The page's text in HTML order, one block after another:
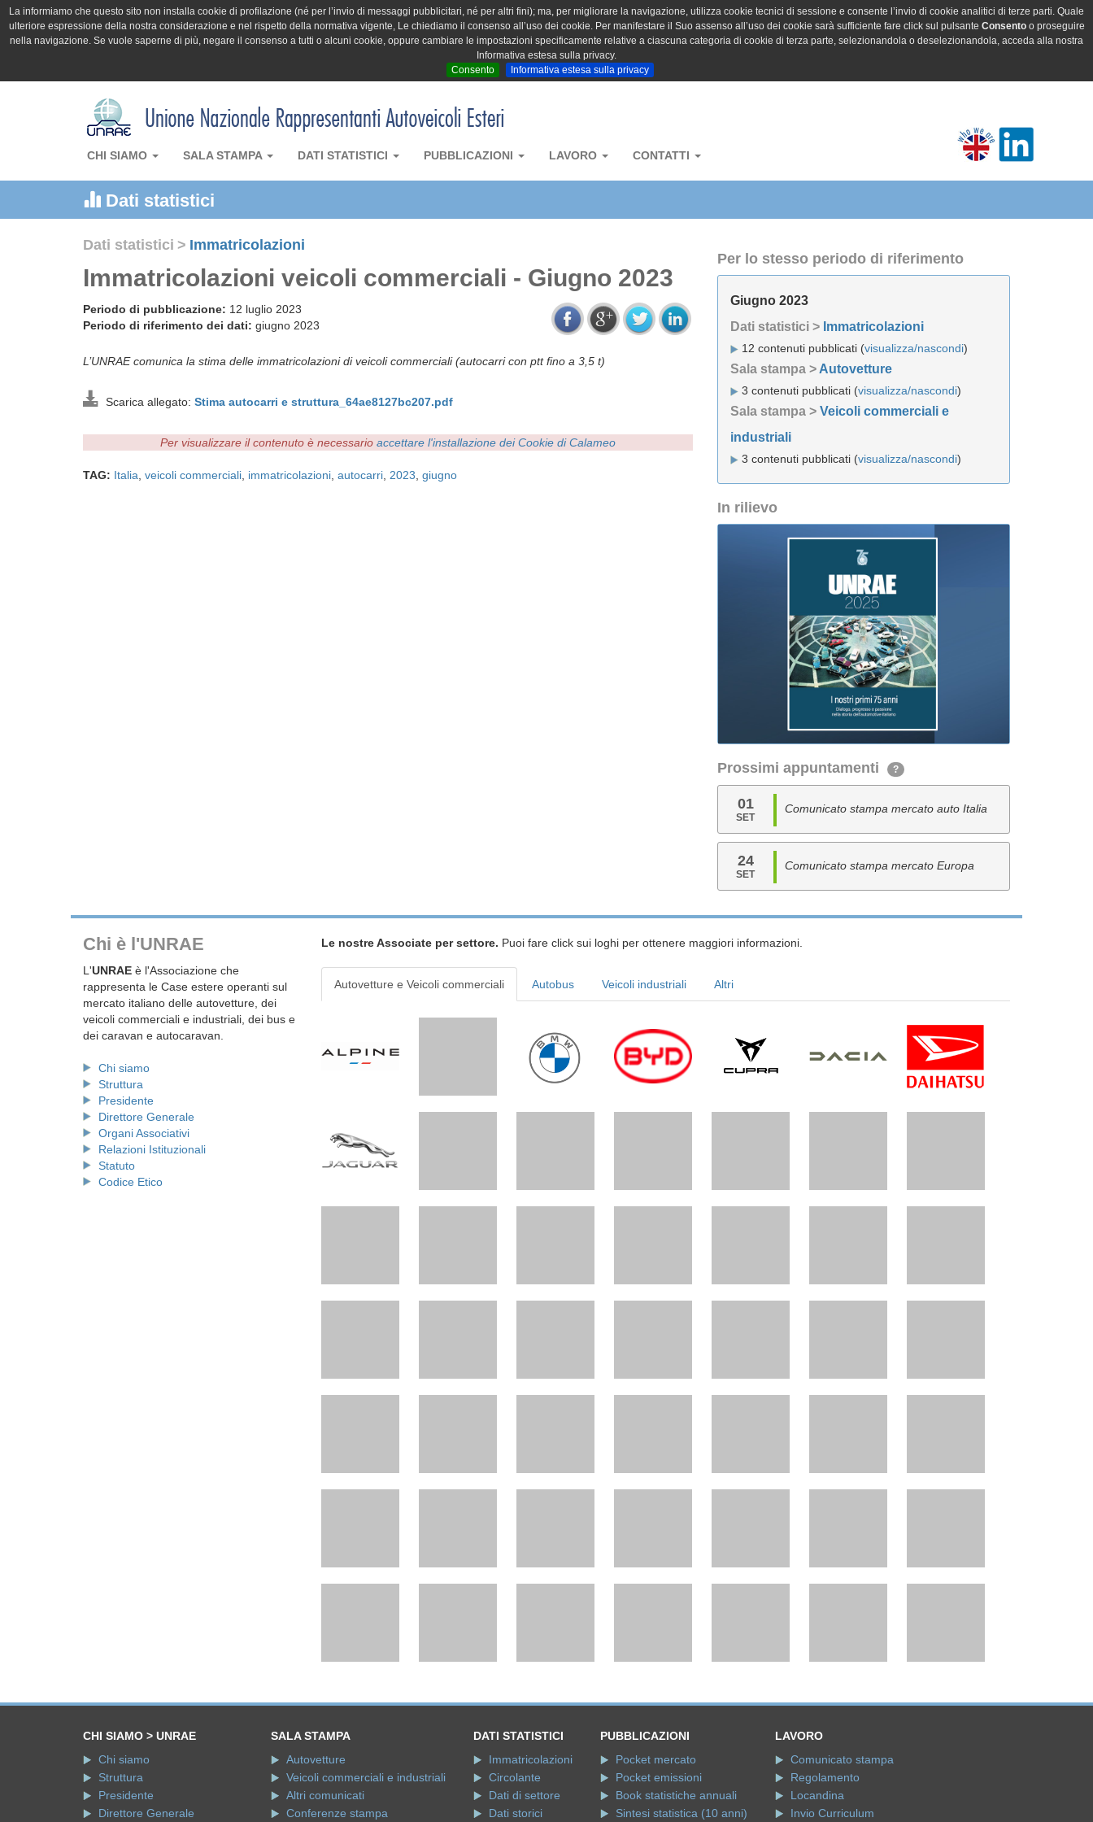
La informiamo che questo sito non installa cookie di profilazione (né per l’invio di messaggi pubblicitari, né per altri fini); ma, per migliorare la navigazione, utilizza cookie tecnici di sessione e consente l’invio di cookie analitici di terze parti. Quale
ulteriore espressione della nostra considerazione e nel rispetto della normativa vigente, Le chiediamo il consenso all’uso dei cookie. Per manifestare il Suo assenso all’uso dei cookie sarà sufficiente fare click sul pulsante Consentoo proseguire
nella navigazione. Se vuole saperne di più, negare il consenso a tutti o alcuni cookie, oppure cambiare le impostazioni specificamente relative a ciascuna categoria di cookie di terza parte, selezionandola o deselezionandola, acceda alla nostra
Informativa estesa sulla privacy.
Consento
Informativa estesa sulla privacy
CHI SIAMO SALA STAMPA DATI STATISTICI PUBBLICAZIONI LAVORO CONTATTI
Dati statistici
Dati statistici > Immatricolazioni
Immatricolazioni veicoli commerciali - Giugno 2023
Periodo di pubblicazione: 12 luglio 2023
Periodo di riferimento dei dati: giugno 2023
L’UNRAE comunica la stima delle immatricolazioni di veicoli commerciali (autocarri con ptt fino a 3,5 t)
Scarica allegato: Stima autocarri e struttura_64ae8127bc207.pdf
Per visualizzare il contenuto è necessario accettare l'installazione dei Cookie di Calameo
TAG: Italia veicoli commerciali immatricolazioni autocarri 2023 giugno
Per lo stesso periodo di riferimento
Giugno 2023
Dati statistici > Immatricolazioni
12 contenuti pubblicati (visualizza/nascondi)
Sala stampa > Autovetture
3 contenuti pubblicati (visualizza/nascondi)
Sala stampa > Veicoli commerciali e
industriali
3 contenuti pubblicati (visualizza/nascondi)
In rilievo
Prossimi appuntamenti ?
01
SET
Comunicato stampa mercato auto Italia
24
SET
Comunicato stampa mercato Europa
Chi è l'UNRAE
L'UNRAE è l'Associazione che
rappresenta le Case estere operanti sul
mercato italiano delle autovetture, dei
veicoli commerciali e industriali, dei bus e
dei caravan e autocaravan.
Chi siamo
Struttura
Presidente
Direttore Generale
Organi Associativi
Relazioni Istituzionali
Statuto
Codice Etico
Le nostre Associate per settore. Puoi fare click sui loghi per ottenere maggiori informazioni.
Autovetture e Veicoli commerciali Autobus Veicoli industriali Altri
CHI SIAMO > UNRAE
Chi siamo
Struttura
Presidente
Direttore Generale
SALA STAMPA
Autovetture
Veicoli commerciali e industriali
Altri comunicati
Conferenze stampa
DATI STATISTICI
Immatricolazioni
Circolante
Dati di settore
Dati storici
PUBBLICAZIONI
Pocket mercato
Pocket emissioni
Book statistiche annuali
Sintesi statistica (10 anni)
LAVORO
Comunicato stampa
Regolamento
Locandina
Invio Curriculum